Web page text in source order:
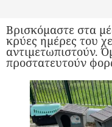
Βρισκόμαστε στα
κρύες ημέρες του
αντιμετωπιστούν.
προστατευτούν